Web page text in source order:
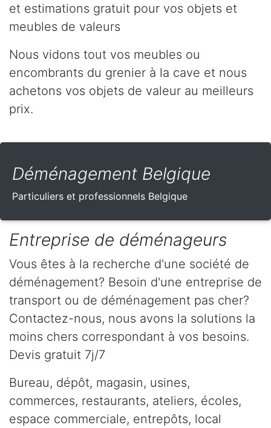
et estimations gratuit pour vos objets et
meubles de valeurs
Nous vidons tout vos meubles ou
encombrants du grenier à la cave et nous
achetons vos objets de valeur au meilleurs
prix.
Déménagement Belgique
Particuliers et professionnels Belgique
Entreprise de déménageurs
Vous êtes à la recherche d'une société de
déménagement? Besoin d'une entreprise de
transport ou de déménagement pas cher?
Contactez-nous, nous avons la solutions la
moins chers correspondant à vos besoins.
Devis gratuit 7j/7
Bureau, dépôt, magasin, usines,
commerces, restaurants, ateliers, écoles,
espace commerciale, entrepôts, local